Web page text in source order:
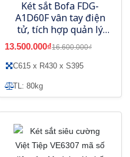
Két sắt Bofa FDG-
A1D60F vân tay điện
tử, tích hợp quản lý
qua điện thoại
13.500.000₫16.600.000₫
C615 x R430 x S395
TL: 80kg